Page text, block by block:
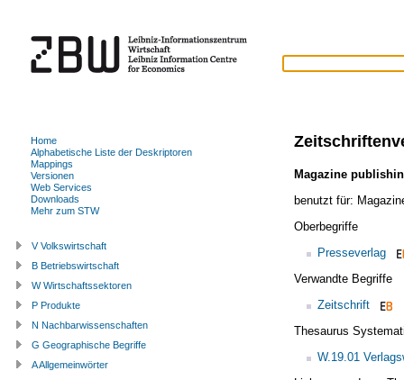
Magazine
benutzt für:
Oberbegriffe
Presseverlag
Verwandte Begriffe
Zeitschrift
Thesaurus
W.19.01
Home
Alphabetische Liste der Deskriptoren
Mappings
Versionen
Web Services
Downloads
Mehr zum STW
V Volkswirtschaft
B Betriebswirtschaft
W Wirtschaftssektoren
P Produkte
N Nachbarwissenschaften
G Geographische Begriffe
A Allgemeinwörter